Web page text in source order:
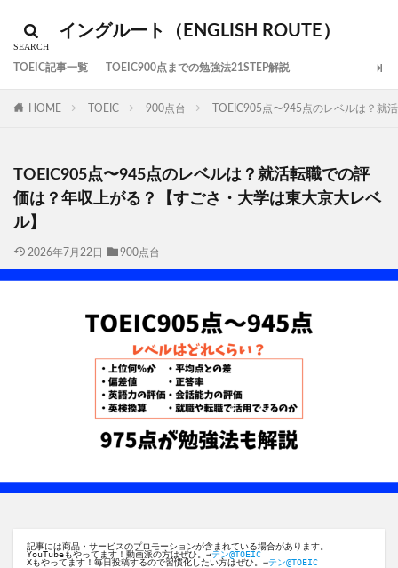
イングルート（ENGLISH ROUTE）
TOEIC記事一覧 TOEIC900点までの勉強法21STEP解説
HOME TOEIC 900点台 TOEIC905点〜945点のレベルは？就
TOEIC905点〜945点のレベルは？就活転職での評
価は？年収上がる？【すごさ・大学は東大京大レベ
ル】
2026年7月22日 900点台
記事には商品・サービスのプロモーションが含まれている場合があります。
YouTubeもやってます！動画派の方はぜひ。→テン@TOEIC
Xもやってます！毎日投稿するので習慣化したい方はぜひ。→テン@TOEIC